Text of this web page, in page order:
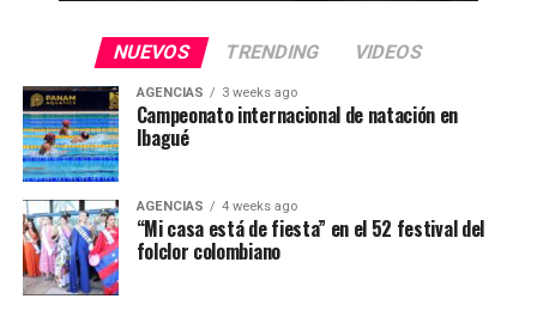
NUEVOS TRENDING VIDEOS
AGENCIAS 3 weeks ago
Campeonato internacional de natación en
Ibagué
AGENCIAS 4 weeks ago
“Mi casa está de fiesta” en el 52 festival del
folclor colombiano